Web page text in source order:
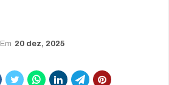
Em 20 dez, 2025